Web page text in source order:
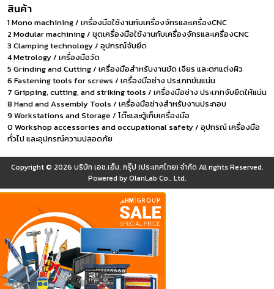
สินค้า
1 Mono machining / เครื่องมือใช้งานกับเครื่องจักรและเครื่องCNC
2 Modular machining / ชุดเครื่องมือใช้งานกับเครื่องจักรและเครื่องCNC
3 Clamping technology / อุปกรณ์จับยึด
4 Metrology / เครื่องมือวัด
5 Grinding and Cutting / เครื่องมือสำหรับงานขัด เจียร และตกแต่งผิว
6 Fastening tools for screws / เครื่องมือช่าง ประเภทขันแน่น
7 Gripping, cutting, and striking tools / เครื่องมือช่าง ประเภทจับยึดให้แน่น
8 Hand and Assembly Tools / เครื่องมือช่างสำหรับงานประกอบ
9 Workstations and Storage / โต๊ะและตู้เก็บเครื่องมือ
0 Workshop accessories and occupational safety / อุปกรณ์ เครื่องมือ
ทั่วไป และอุปกรณ์ความปลอดภัย
Copyright © 2026 บริษัท เอช.เอ็ม. กรุ๊ป (ประเทศไทย) จำกัด All rights Reserved.
Powered byOlanLab Co., Ltd.